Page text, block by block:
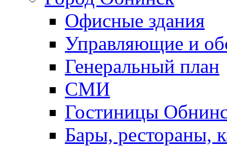
Офисные здания
Управляющие и
Генеральный план
СМИ
Гостиницы
Бары, рестораны,